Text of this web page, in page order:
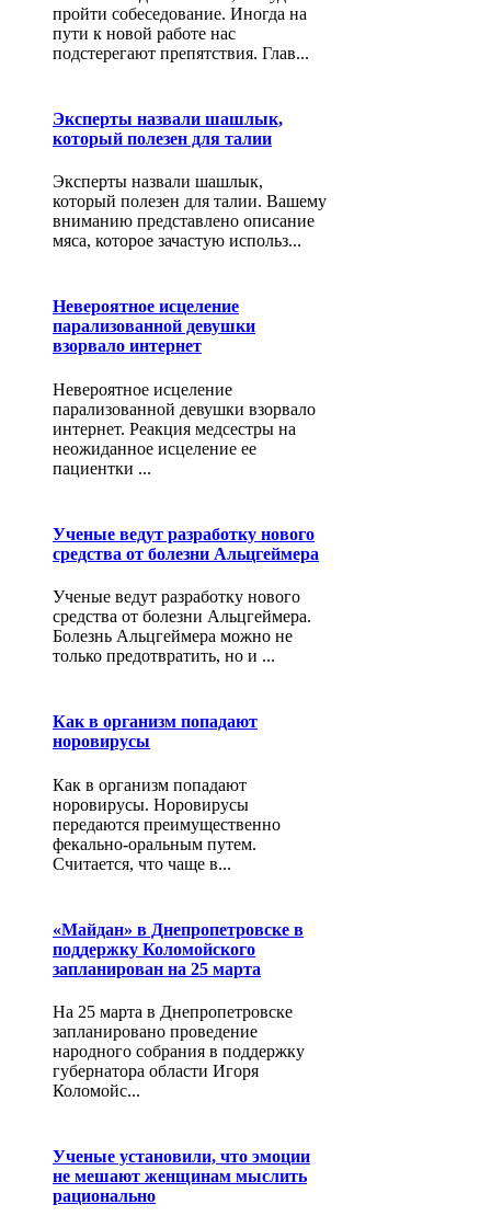
пройти собеседование. Иногда на
пути к новой работе нас
подстерегают препятствия. Глав...
Эксперты назвали шашлык,
который полезен для талии
Эксперты назвали шашлык,
который полезен для талии. Вашему
вниманию представлено описание
мяса, которое зачастую использ...
Невероятное исцеление
парализованной девушки
взорвало интернет
Невероятное исцеление
парализованной девушки взорвало
интернет. Реакция медсестры на
неожиданное исцеление ее
пациентки ...
Ученые ведут разработку нового
средства от болезни Альцгеймера
Ученые ведут разработку нового
средства от болезни Альцгеймера.
Болезнь Альцгеймера можно не
только предотвратить, но и ...
Как в организм попадают
норовирусы
Как в организм попадают
норовирусы. Норовирусы
передаются преимущественно
фекально-оральным путем.
Считается, что чаще в...
«Майдан» в Днепропетровске в
поддержку Коломойского
запланирован на 25 марта
На 25 марта в Днепропетровске
запланировано проведение
народного собрания в поддержку
губернатора области Игоря
Коломойс...
Ученые установили, что эмоции
не мешают женщинам мыслить
рационально